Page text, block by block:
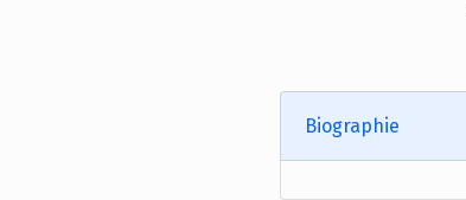
Biographie